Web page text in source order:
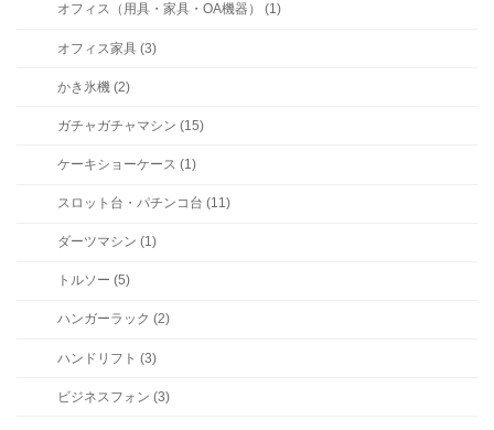
オフィス（用具・家具・OA機器） (1)
オフィス家具 (3)
かき氷機 (2)
ガチャガチャマシン (15)
ケーキショーケース (1)
スロット台・パチンコ台 (11)
ダーツマシン (1)
トルソー (5)
ハンガーラック (2)
ハンドリフト (3)
ビジネスフォン (3)